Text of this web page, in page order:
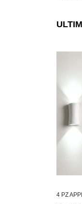
4 PZ